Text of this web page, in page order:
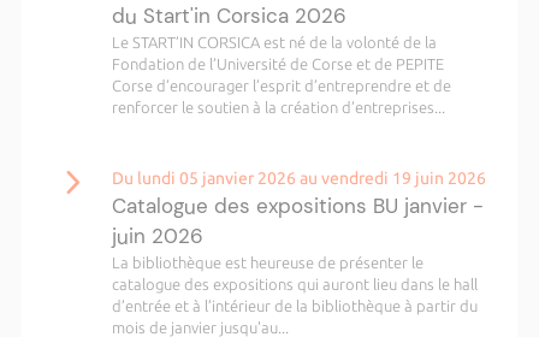
du Start'in Corsica 2026
Le START’IN CORSICA est né de la volonté de la
Fondation de l’Université de Corse et de PEPITE
Corse d’encourager l’esprit d’entreprendre et de
renforcer le soutien à la création d’entreprises...
Du lundi 05 janvier 2026 au vendredi 19 juin 2026
Catalogue des expositions BU janvier -
juin 2026
La bibliothèque est heureuse de présenter le
catalogue des expositions qui auront lieu dans le hall
d’entrée et à l’intérieur de la bibliothèque à partir du
mois de janvier jusqu'au...